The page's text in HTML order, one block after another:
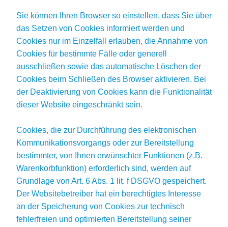
Sie können Ihren Browser so einstellen, dass Sie über
das Setzen von Cookies informiert werden und
Cookies nur im Einzelfall erlauben, die Annahme von
Cookies für bestimmte Fälle oder generell
ausschließen sowie das automatische Löschen der
Cookies beim Schließen des Browser aktivieren. Bei
der Deaktivierung von Cookies kann die Funktionalität
dieser Website eingeschränkt sein.
Cookies, die zur Durchführung des elektronischen
Kommunikationsvorgangs oder zur Bereitstellung
bestimmter, von Ihnen erwünschter Funktionen (z.B.
Warenkorbfunktion) erforderlich sind, werden auf
Grundlage von Art. 6 Abs. 1 lit. f DSGVO gespeichert.
Der Websitebetreiber hat ein berechtigtes Interesse
an der Speicherung von Cookies zur technisch
fehlerfreien und optimierten Bereitstellung seiner